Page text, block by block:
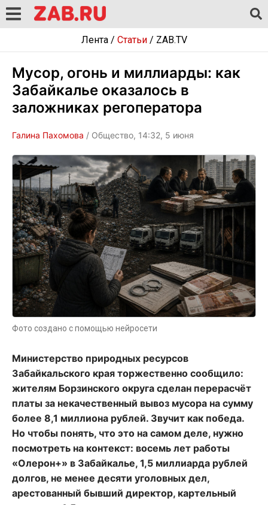
Лента/ Статьи/ ZAB.TV
Мусор, огонь и миллиарды: как
Забайкалье оказалось в
заложниках регоператора
Галина Пахомова / Общество, 14:32, 5 июня
Фото создано с помощью нейросети
Министерство природных ресурсов
Забайкальского края торжественно сообщило:
жителям Борзинского округа сделан перерасчёт
платы за некачественный вывоз мусора на сумму
более 8,1 миллиона рублей. Звучит как победа.
Но чтобы понять, что это на самом деле, нужно
посмотреть на контекст: восемь лет работы
«Олерон+» в Забайкалье, 1,5 миллиарда рублей
долгов, не менее десяти уголовных дел,
арестованный бывший директор, картельный